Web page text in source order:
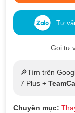
Tư
Gọi tư
🔎Tìm trên
7 Plus +
Chuyên mục: